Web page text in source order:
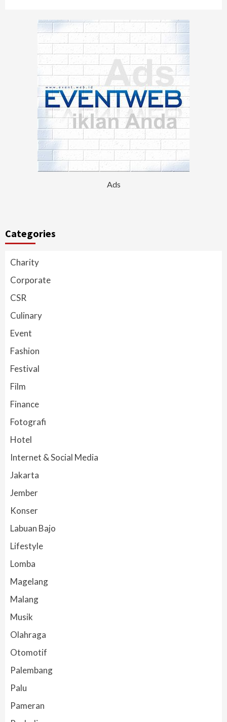
Ads
Categories
Charity
Corporate
CSR
Culinary
Event
Fashion
Festival
Film
Finance
Fotografi
Hotel
Internet & Social Media
Jakarta
Jember
Konser
Labuan Bajo
Lifestyle
Lomba
Magelang
Malang
Musik
Olahraga
Otomotif
Palembang
Palu
Pameran